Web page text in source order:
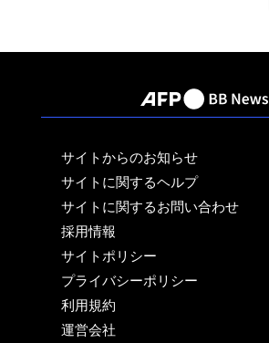
サイトからのお知らせ
サイトに関するヘルプ
サイトに関するお問い合わせ
採用情報
サイトポリシー
プライバシーポリシー
利用規約
運営会社